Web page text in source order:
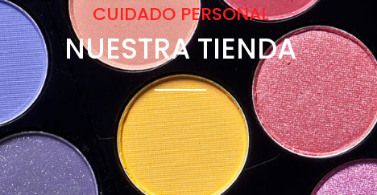
CUIDADO PERSONAL
NUESTRA TIENDA